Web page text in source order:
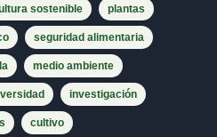
sostenible plantas
seguridad alimentaria
medio ambiente
investigación
cultivo